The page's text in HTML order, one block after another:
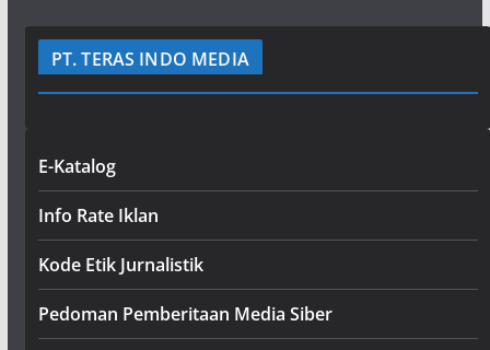
PT. TERAS INDO MEDIA
E-Katalog
Info Rate Iklan
Kode Etik Jurnalistik
Pedoman Pemberitaan Media Siber